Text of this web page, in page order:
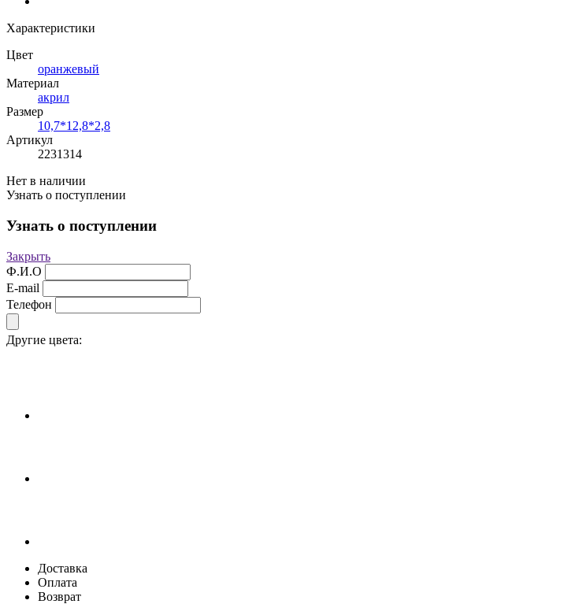
Характеристики
Цвет
оранжевый
Материал
акрил
Размер
10,7*12,8*2,8
Артикул
2231314
Нет в наличии
Узнать о поступлении
Узнать о поступлении
Закрыть
Ф.И.О
E-mail
Телефон
Другие цвета:
Доставка
Оплата
Возврат